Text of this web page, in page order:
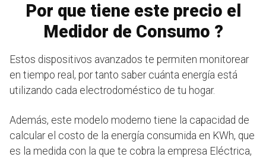
Por que tiene este precio el
Medidor de Consumo ?
Estos dispositivos avanzados te permiten monitorear
en tiempo real, por tanto saber cuánta energía está
utilizando cada electrodoméstico de tu hogar.
Además, este modelo moderno tiene la capacidad de
calcular el costo de la energía consumida en KWh, que
es la medida con la que te cobra la empresa Eléctrica,